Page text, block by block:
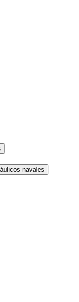
ejecución de proyectos hidráulicos navales